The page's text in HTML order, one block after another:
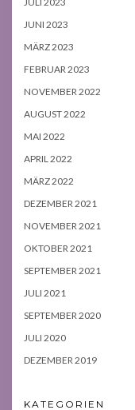
JUNI 2023
MÄRZ 2023
FEBRUAR 2023
NOVEMBER 2022
AUGUST 2022
MAI 2022
APRIL 2022
MÄRZ 2022
DEZEMBER 2021
NOVEMBER 2021
OKTOBER 2021
SEPTEMBER 2021
JULI 2021
SEPTEMBER 2020
JULI 2020
DEZEMBER 2019
KATEGORIEN